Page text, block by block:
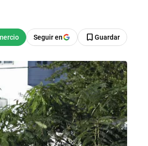
Seguir en Guardar